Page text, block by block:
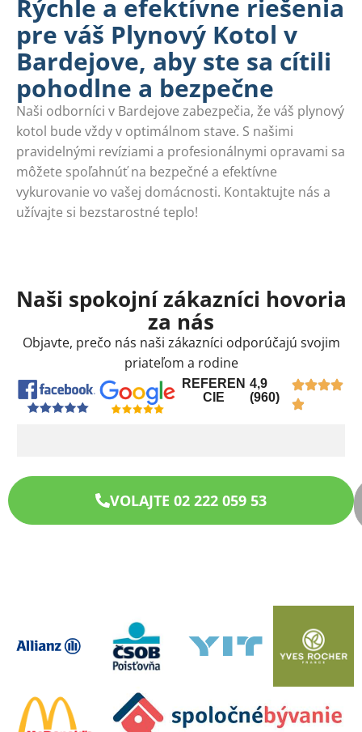
Rýchle a efektívne riešenia
pre váš Plynový Kotol v
Bardejove, aby ste sa cítili
pohodlne a bezpečne
Naši odborníci v Bardejove zabezpečia, že váš plynový
kotol bude vždy v optimálnom stave. S našimi
pravidelnými revíziami a profesionálnymi opravami sa
môžete spoľahnúť na bezpečné a efektívne
vykurovanie vo vašej domácnosti. Kontaktujte nás a
užívajte si bezstarostné teplo!
Naši spokojní zákazníci hovoria
za nás
Objavte, prečo nás naši zákazníci odporúčajú svojim
priateľom a rodine
REFEREN
CIE
4,9
(960)
VOLAJTE 02 222 059 53